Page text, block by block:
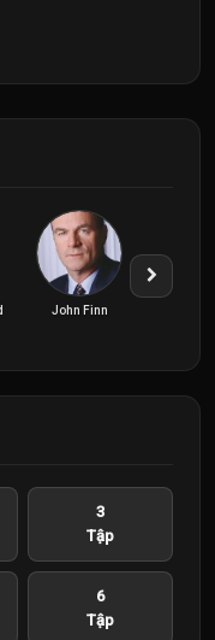
John Finn
3
Tập
6
Tập